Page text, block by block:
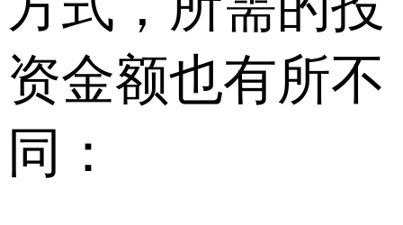
资金额也有所不
同：